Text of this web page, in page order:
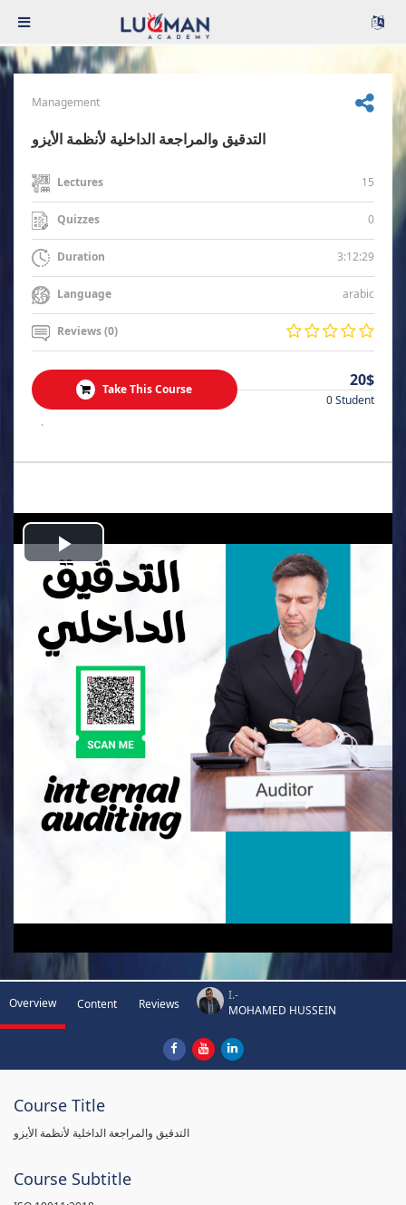
Management
التدقيق والمراجعة الداخلية لأنظمة الأيزو
Lectures 15
Quizzes 0
Duration 3:12:29
Language arabic
Reviews (0)
Take This Course 20$
0 Student
.
Play
Video
Overview Content Reviews
I.-
MOHAMED HUSSEIN
Course Title
التدقيق والمراجعة الداخلية لأنظمة الأيزو
Course Subtitle